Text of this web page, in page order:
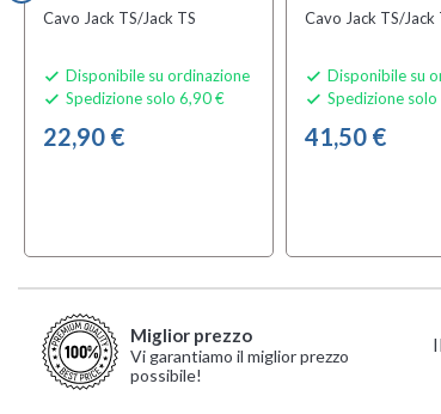
Cavo Jack TS/Jack TS
 Disponibile su ordinazione
 Spedizione solo 6,90 €
22,90 €
Cavo Jack TS/Jack
 Disponibile su
 Spedizione
41,50 €
Miglior prezzo
Vi garantiamo il miglior prezzo
possibile!